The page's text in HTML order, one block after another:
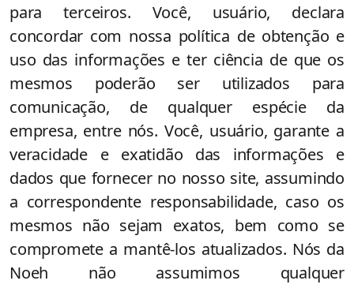
para terceiros. Você, usuário, declara
concordar com nossa política de obtenção e
uso das informações e ter ciência de que os
mesmos poderão ser utilizados para
comunicação, de qualquer espécie da
empresa, entre nós. Você, usuário, garante a
veracidade e exatidão das informações e
dados que fornecer no nosso site, assumindo
a correspondente responsabilidade, caso os
mesmos não sejam exatos, bem como se
compromete a mantê-los atualizados. Nós da
Noeh não assumimos qualquer